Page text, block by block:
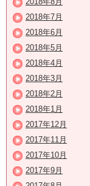
2018年7月
2018年6月
2018年5月
2018年4月
2018年3月
2018年2月
2018年1月
2017年12月
2017年11月
2017年10月
2017年9月